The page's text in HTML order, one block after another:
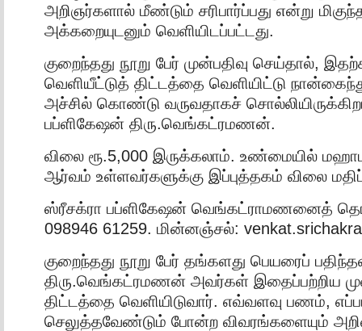
அறிஞர்களால் மீண்டும் சரிபார்ப்பது என்று
அக்கறையுடனும் வெளியிடப்பட்டது.
குறைந்தது நூறு பேர் முன்பதிவு செய்தால்,
வெளியீட்டுத் திட்டத்தை வெளியிட்டு
அச்சில் கொண்டு வருவதாகச்
பப்ளிகேஷன் திரு.வெங்கட்ரமணன்.
விலை ரூ.5,000 இருக்கலாம். உண்மையில்
ஆர்வம் உள்ளவர்களுக்கு இப்புத்தகம் விலை
ஸ்ரீசக்ரா பப்ளிகேஷன் வெங்கட்ராமணனைத்
098946 61259. மின்னஞ்சல்:
குறைந்தது நூறு பேர் தங்களது பெயரைப்
திரு.வெங்கட்ரமணன் அவர்கள் இதைப்பற்றிய
திட்டத்தை வெளியிடுவார். எவ்வளவு பணம்,
செலுத்தவேண்டும் போன்ற விவரங்களையும்